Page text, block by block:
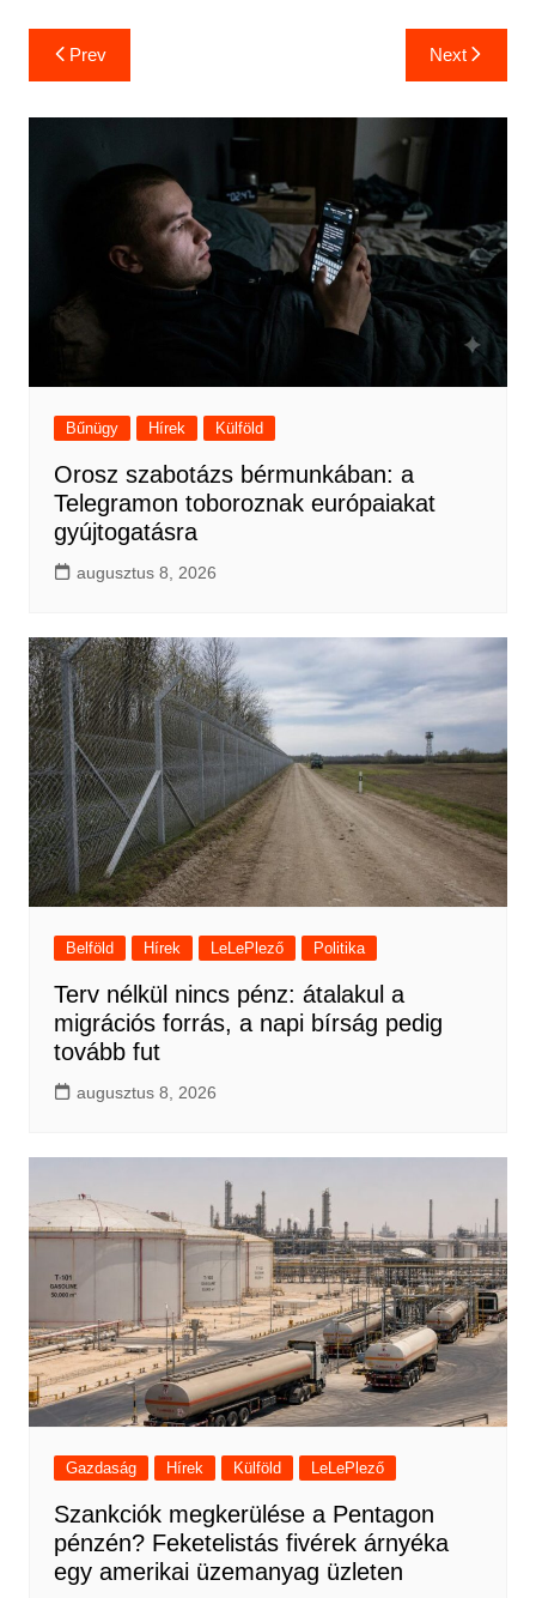
Bejegyzés
navigáció
Prev Next
Bűnügy Hírek Külföld
Orosz szabotázs bérmunkában: a
Telegramon toboroznak európaiakat
gyújtogatásra
augusztus 8, 2026
Belföld Hírek LeLePlező Politika
Terv nélkül nincs pénz: átalakul a
migrációs forrás, a napi bírság pedig
tovább fut
augusztus 8, 2026
Gazdaság Hírek Külföld LeLePlező
Szankciók megkerülése a Pentagon
pénzén? Feketelistás fivérek árnyéka
egy amerikai üzemanyag üzleten